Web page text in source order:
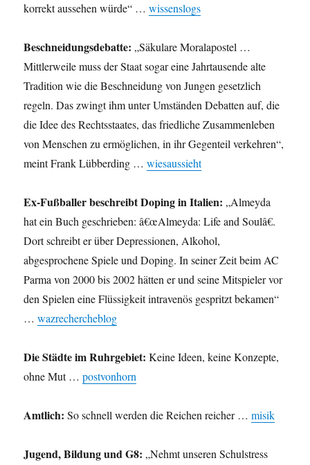
korrekt aussehen würde“ …wissenslogs
Beschneidungsdebatte: „Säkulare Moralapostel …
Mittlerweile muss der Staat sogar eine Jahrtausende alte
Tradition wie die Beschneidung von Jungen gesetzlich
regeln. Das zwingt ihm unter Umständen Debatten auf, die
die Idee des Rechtsstaates, das friedliche Zusammenleben
von Menschen zu ermöglichen, in ihr Gegenteil verkehren“,
meint Frank Lübberding …wiesaussieht
Ex-Fußballer beschreibt Doping in Italien: „Almeyda
hat ein Buch geschrieben: â€œAlmeyda: Life and Soulâ€.
Dort schreibt er über Depressionen, Alkohol,
abgesprochene Spiele und Doping. In seiner Zeit beim AC
Parma von 2000 bis 2002 hätten er und seine Mitspieler vor
den Spielen eine Flüssigkeit intravenös gespritzt bekamen“
…wazrechercheblog
Die Städte im Ruhrgebiet: Keine Ideen, keine Konzepte,
ohne Mut …postvonhorn
Amtlich: So schnell werden die Reichen reicher …misik
Jugend, Bildung und G8: „Nehmt unseren Schulstress